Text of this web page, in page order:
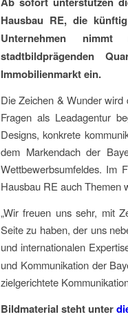
Hausbau RE, die
Unternehmen
stadtbildprägenden
Immobilienmarkt ein.
Die Zeichen & Wunder
Fragen als Leadagentur
Designs, konkrete
dem Markendach der
Wettbewerbsumfeldes. Im
Hausbau RE auch Themen
„Wir freuen uns sehr, mit
Seite zu haben, der uns
und internationalen
und Kommunikation der
zielgerichtete
Bildmaterial steht unter